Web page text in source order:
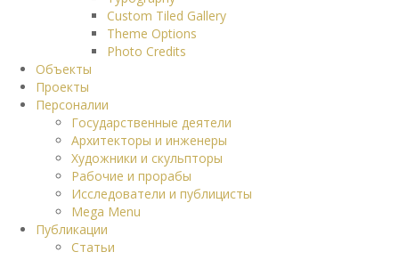
Custom Tiled Gallery
Theme Options
Photo Credits
Объекты
Проекты
Персоналии
Государственные деятели
Архитекторы и инженеры
Художники и скульпторы
Рабочие и прорабы
Исследователи и публицисты
Mega Menu
Публикации
Статьи